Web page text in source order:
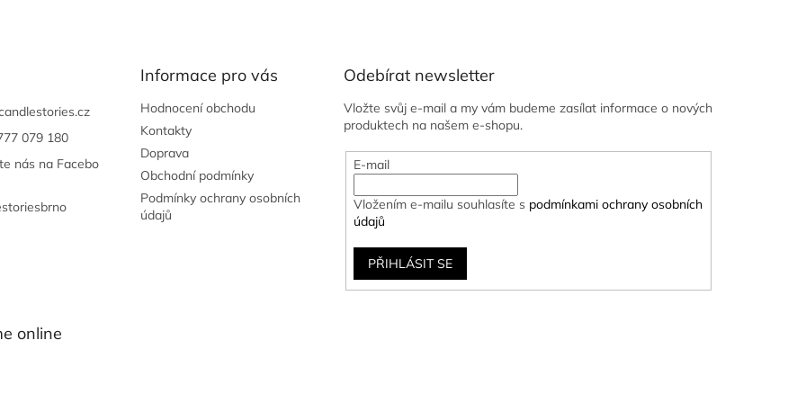
079 180
nás na Facebo
Informace pro vás
Hodnocení obchodu
Kontakty
Doprava
Obchodní podmínky
Podmínky ochrany osobních
údajů
Odebírat newsletter
Vložte svůj e-mail a my vám budeme zasílat informace o nových
produktech na našem e-shopu.
E-mail
Vložením e-mailu souhlasíte s podmínkami ochrany osobních
údajů
PŘIHLÁSIT SE
online